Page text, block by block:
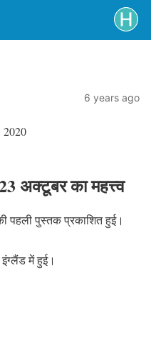
6 years ago
2020
अक्टूबर का महत्त्व
पहली पुस्तक प्रकाशित हुई।
इंग्लैंड में हुई।